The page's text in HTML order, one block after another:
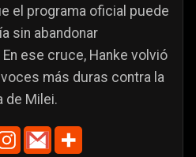
el programa oficial puede
sin abandonar
ese cruce, Hanke volvió
más duras contra la
de Milei.